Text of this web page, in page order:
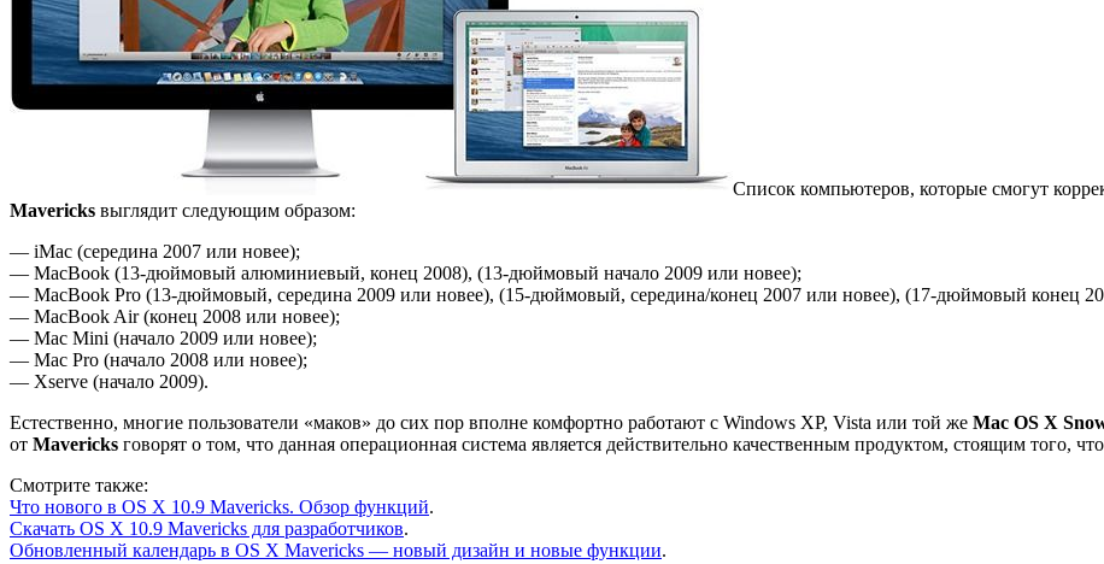
Список компьютеров, которые смогут
Mavericks выглядит следующим образом:
— iMac (середина 2007 или новее);
— MacBook (13-дюймовый алюминиевый, конец 2008), (13-дюймовый начало 2009 или новее);
— MacBook Pro (13-дюймовый, середина 2009 или новее), (15-дюймовый, середина/конец 2007 или новее), (17-дюймовый конец
— MacBook Air (конец 2008 или новее);
— Mac Mini (начало 2009 или новее);
— Mac Pro (начало 2008 или новее);
— Xserve (начало 2009).
Естественно, многие пользователи «маков» до сих пор вполне комфортно работают с Windows XP, Vista или той же Mac OS X
от Mavericks говорят о том, что данная операционная система является действительно качественным продуктом, стоящим того,
Смотрите также:
Что нового в OS X 10.9 Mavericks. Обзор функций.
Скачать OS X 10.9 Mavericks для разработчиков.
Обновленный календарь в OS X Mavericks — новый дизайн и новые функции.